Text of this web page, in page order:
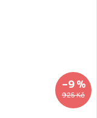
925 Kč
–9 %